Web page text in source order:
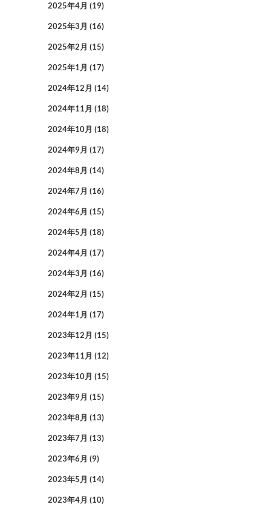
2025年4月 (19)
2025年3月 (16)
2025年2月 (15)
2025年1月 (17)
2024年12月 (14)
2024年11月 (18)
2024年10月 (18)
2024年9月 (17)
2024年8月 (14)
2024年7月 (16)
2024年6月 (15)
2024年5月 (18)
2024年4月 (17)
2024年3月 (16)
2024年2月 (15)
2024年1月 (17)
2023年12月 (15)
2023年11月 (12)
2023年10月 (15)
2023年9月 (15)
2023年8月 (13)
2023年7月 (13)
2023年6月 (9)
2023年5月 (14)
2023年4月 (10)